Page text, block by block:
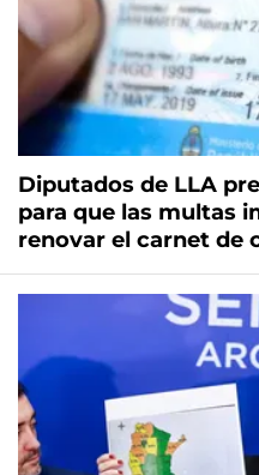
Diputados de LLA
para que las multas
renovar el carnet de